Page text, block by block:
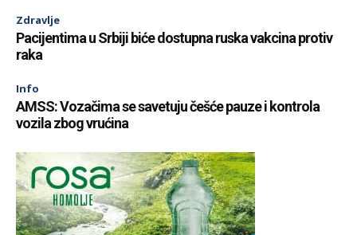
Zdravlje
Pacijentima u Srbiji biće dostupna ruska vakcina protiv
raka
Info
AMSS: Vozačima se savetuju češće pauze i kontrola
vozila zbog vrućina